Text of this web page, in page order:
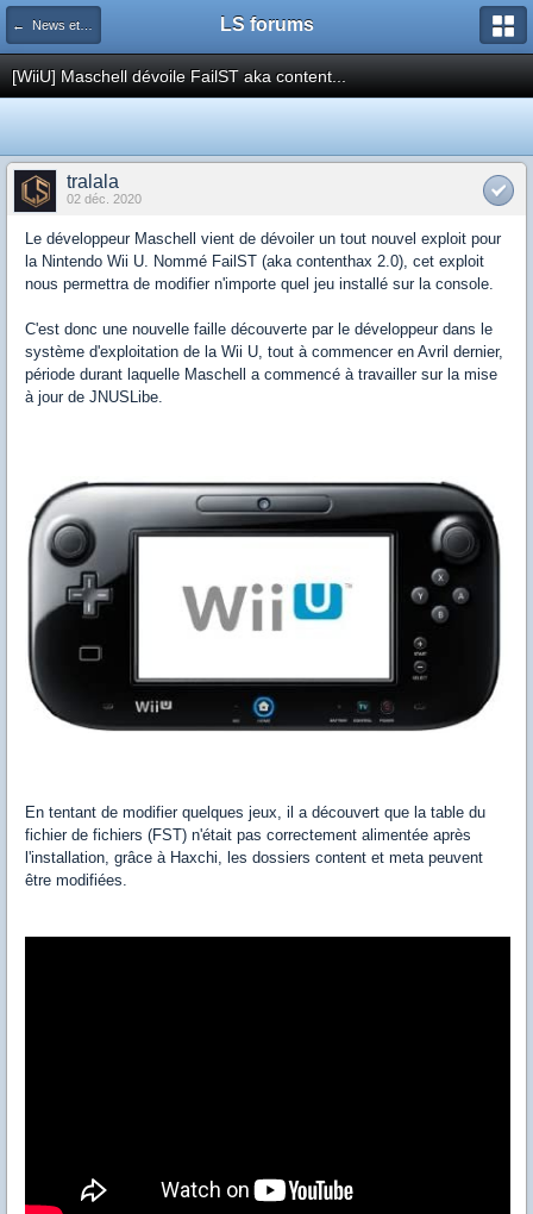
← News et actualités postées sur LS LS forums
[WiiU] Maschell dévoile FailST aka content...
tralala
02 déc. 2020
Le développeur Maschell vient de dévoiler un tout nouvel exploit pour
la Nintendo Wii U. Nommé FailST (aka contenthax 2.0), cet exploit
nous permettra de modifier n'importe quel jeu installé sur la console.
C'est donc une nouvelle faille découverte par le développeur dans le
système d'exploitation de la Wii U, tout à commencer en Avril dernier,
période durant laquelle Maschell a commencé à travailler sur la mise
à jour de JNUSLibe.
En tentant de modifier quelques jeux, il a découvert que la table du
fichier de fichiers (FST) n'était pas correctement alimentée après
l'installation, grâce à Haxchi, les dossiers content et meta peuvent
être modifiées.